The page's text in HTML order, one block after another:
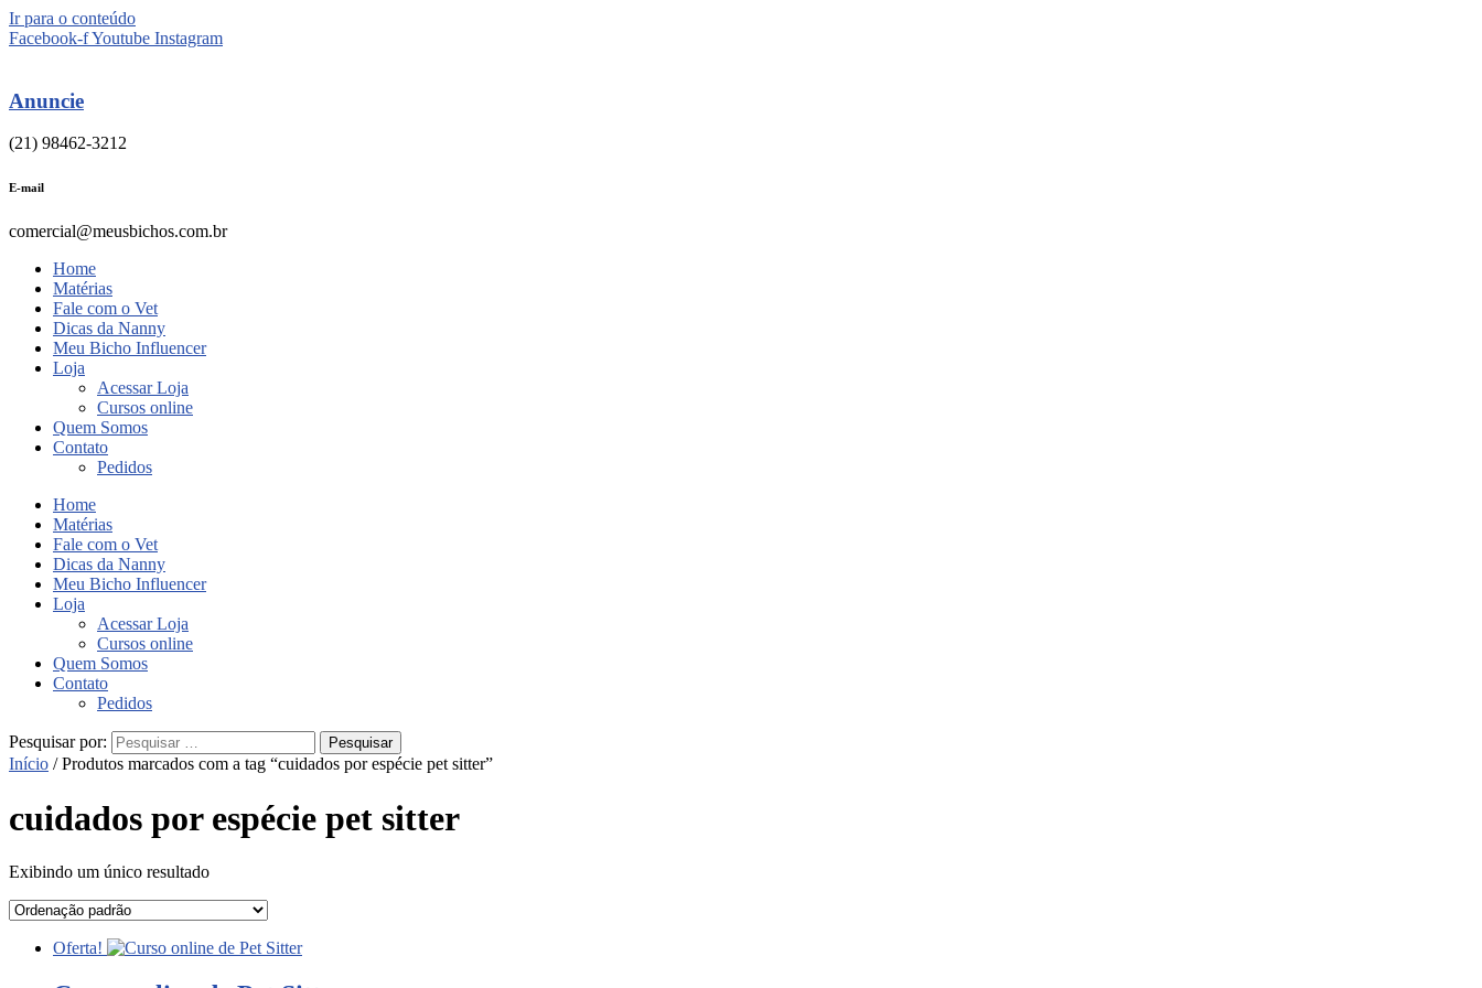
Ir para o conteúdo
Facebook-fYoutube Instagram
Anuncie
(21) 98462-3212
E-mail
comercial@meusbichos.com.br
Home
Matérias
Fale com o Vet
Dicas da Nanny
Meu Bicho Influencer
Loja
Acessar Loja
Cursos online
Quem Somos
Contato
Pedidos
Home
Matérias
Fale com o Vet
Dicas da Nanny
Meu Bicho Influencer
Loja
Acessar Loja
Cursos online
Quem Somos
Contato
Pedidos
Pesquisar por:
Início / Produtos marcados com a tag “cuidados por espécie pet sitter”
cuidados por espécie pet sitter
Exibindo um único resultado
Oferta!